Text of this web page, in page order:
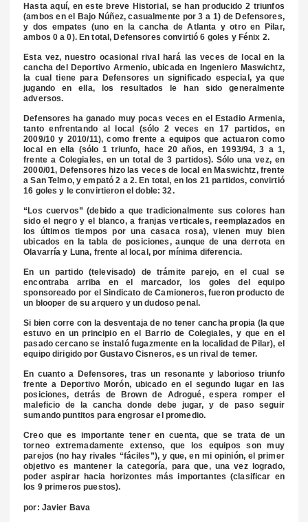
Hasta aquí, en este breve Historial, se han producido 2 triunfos
(ambos en el Bajo Núñez, casualmente por 3 a 1) de Defensores,
y dos empates (uno en la cancha de Atlanta y otro en Pilar,
ambos 0 a 0). En total, Defensores convirtió 6 goles y Fénix 2.
Esta vez, nuestro ocasional rival hará las veces de local en la
cancha del Deportivo Armenio, ubicada en Ingeniero Maswichtz,
la cual tiene para Defensores un significado especial, ya que
jugando en ella, los resultados le han sido generalmente
adversos.
Defensores ha ganado muy pocas veces en el Estadio Armenia,
tanto enfrentando al local (sólo 2 veces en 17 partidos, en
2009/10 y 2010/11), como frente a equipos que actuaron como
local en ella (sólo 1 triunfo, hace 20 años, en 1993/94, 3 a 1,
frente a Colegiales, en un total de 3 partidos). Sólo una vez, en
2000/01, Defensores hizo las veces de local en Maswichtz, frente
a San Telmo, y empató 2 a 2. En total, en los 21 partidos, convirtió
16 goles y le convirtieron el doble: 32.
“Los cuervos” (debido a que tradicionalmente sus colores han
sido el negro y el blanco, a franjas verticales, reemplazados en
los últimos tiempos por una casaca rosa), vienen muy bien
ubicados en la tabla de posiciones, aunque de una derrota en
Olavarría y Luna, frente al local, por mínima diferencia.
En un partido (televisado) de trámite parejo, en el cual se
encontraba arriba en el marcador, los goles del equipo
sponsoreado por el Sindicato de Camioneros, fueron producto de
un blooper de su arquero y un dudoso penal.
Si bien corre con la desventaja de no tener cancha propia (la que
estuvo en un principio en el Barrio de Colegiales, y que en el
pasado cercano se instaló fugazmente en la localidad de Pilar), el
equipo dirigido por Gustavo Cisneros, es un rival de temer.
En cuanto a Defensores, tras un resonante y laborioso triunfo
frente a Deportivo Morón, ubicado en el segundo lugar en las
posiciones, detrás de Brown de Adrogué, espera romper el
maleficio de la cancha donde debe jugar, y de paso seguir
sumando puntitos para engrosar el promedio.
Creo que es importante tener en cuenta, que se trata de un
torneo extremadamente extenso, que los equipos son muy
parejos (no hay rivales “fáciles”), y que, en mi opinión, el primer
objetivo es mantener la categoría, para que, una vez logrado,
poder aspirar hacia horizontes más importantes (clasificar en
los 9 primeros puestos).
por: Javier Bava